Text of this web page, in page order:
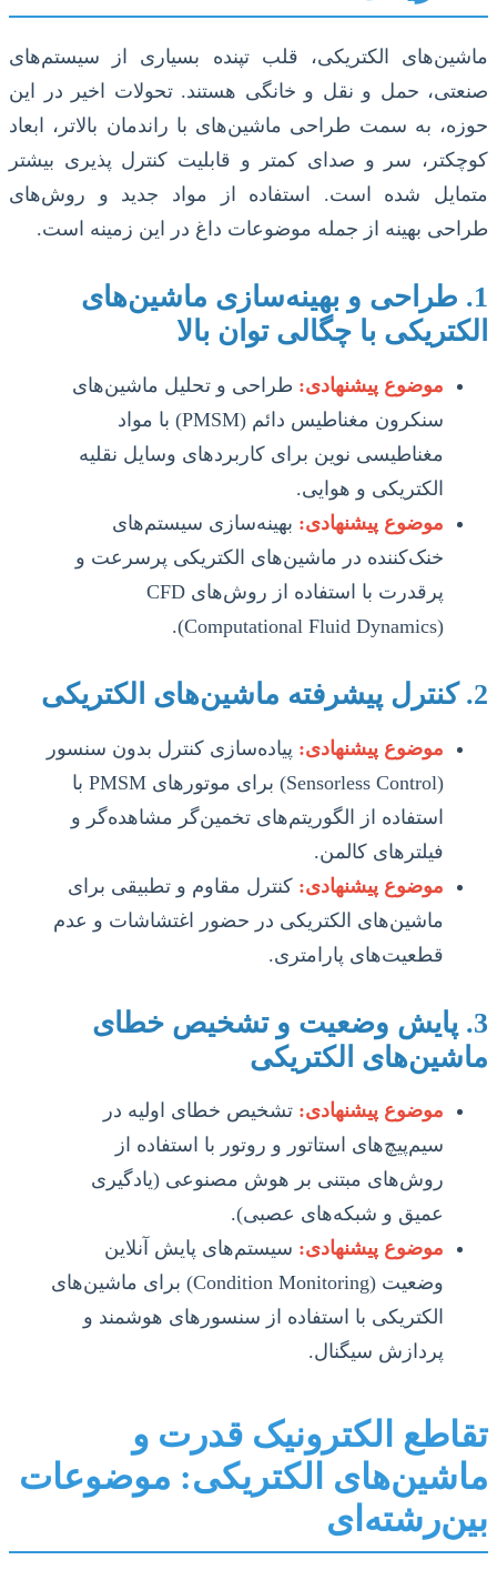
ماشین‌های الکتریکی، قلب تپنده بسیاری از سیستم‌های
صنعتی، حمل و نقل و خانگی هستند. تحولات اخیر در این
حوزه، به سمت طراحی ماشین‌های با راندمان بالاتر، ابعاد
کوچکتر، سر و صدای کمتر و قابلیت کنترل پذیری بیشتر
متمایل شده است. استفاده از مواد جدید و روش‌های
طراحی بهینه از جمله موضوعات داغ در این زمینه است.
1. طراحی و بهینه‌سازی ماشین‌های
الکتریکی با چگالی توان بالا
موضوع پیشنهادی: طراحی و تحلیل ماشین‌های
سنکرون مغناطیس دائم (PMSM) با مواد
مغناطیسی نوین برای کاربردهای وسایل نقلیه
الکتریکی و هوایی.
موضوع پیشنهادی: بهینه‌سازی سیستم‌های
خنک‌کننده در ماشین‌های الکتریکی پرسرعت و
پرقدرت با استفاده از روش‌های CFD
(Computational Fluid Dynamics).
2. کنترل پیشرفته ماشین‌های الکتریکی
موضوع پیشنهادی: پیاده‌سازی کنترل بدون سنسور
(Sensorless Control) برای موتورهای PMSM با
استفاده از الگوریتم‌های تخمین‌گر مشاهده‌گر و
فیلترهای کالمن.
موضوع پیشنهادی: کنترل مقاوم و تطبیقی برای
ماشین‌های الکتریکی در حضور اغتشاشات و عدم
قطعیت‌های پارامتری.
3. پایش وضعیت و تشخیص خطای
ماشین‌های الکتریکی
موضوع پیشنهادی: تشخیص خطای اولیه در
سیم‌پیچ‌های استاتور و روتور با استفاده از
روش‌های مبتنی بر هوش مصنوعی (یادگیری
عمیق و شبکه‌های عصبی).
موضوع پیشنهادی: سیستم‌های پایش آنلاین
وضعیت (Condition Monitoring) برای ماشین‌های
الکتریکی با استفاده از سنسورهای هوشمند و
پردازش سیگنال.
تقاطع الکترونیک قدرت و
ماشین‌های الکتریکی: موضوعات
بین‌رشته‌ای